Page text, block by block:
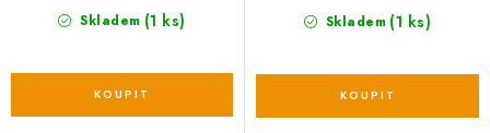
Skladem (1 ks) Skladem (1 ks)